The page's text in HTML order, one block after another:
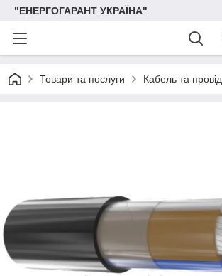
"ЕНЕРГОГАРАНТ УКРАЇНА"
Товари та послуги Кабель та провід